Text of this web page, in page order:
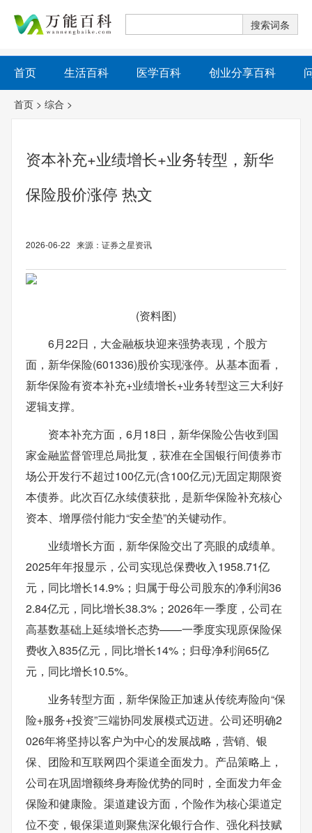
首页 生活百科 医学百科 创业分享百科
首页 > 综合 >
资本补充+业绩增长+业务转型，新华
保险股价涨停 热文
2026-06-22 来源：证券之星资讯
(资料图)
6月22日，大金融板块迎来强势表现，个股方
面，新华保险(601336)股价实现涨停。从基本面看，
新华保险有资本补充+业绩增长+业务转型这三大利好
逻辑支撑。
资本补充方面，6月18日，新华保险公告收到国
家金融监督管理总局批复，获准在全国银行间债券市
场公开发行不超过100亿元(含100亿元)无固定期限资
本债券。此次百亿永续债获批，是新华保险补充核心
资本、增厚偿付能力“安全垫”的关键动作。
业绩增长方面，新华保险交出了亮眼的成绩单。
2025年年报显示，公司实现总保费收入1958.71亿
元，同比增长14.9%；归属于母公司股东的净利润36
2.84亿元，同比增长38.3%；2026年一季度，公司在
高基数基础上延续增长态势——一季度实现原保险保
费收入835亿元，同比增长14%；归母净利润65亿
元，同比增长10.5%。
业务转型方面，新华保险正加速从传统寿险向“保
险+服务+投资”三端协同发展模式迈进。公司还明确2
026年将坚持以客户为中心的发展战略，营销、银
保、团险和互联网四个渠道全面发力。产品策略上，
公司在巩固增额终身寿险优势的同时，全面发力年金
保险和健康险。渠道建设方面，个险作为核心渠道定
位不变，银保渠道则聚焦深化银行合作、强化科技赋